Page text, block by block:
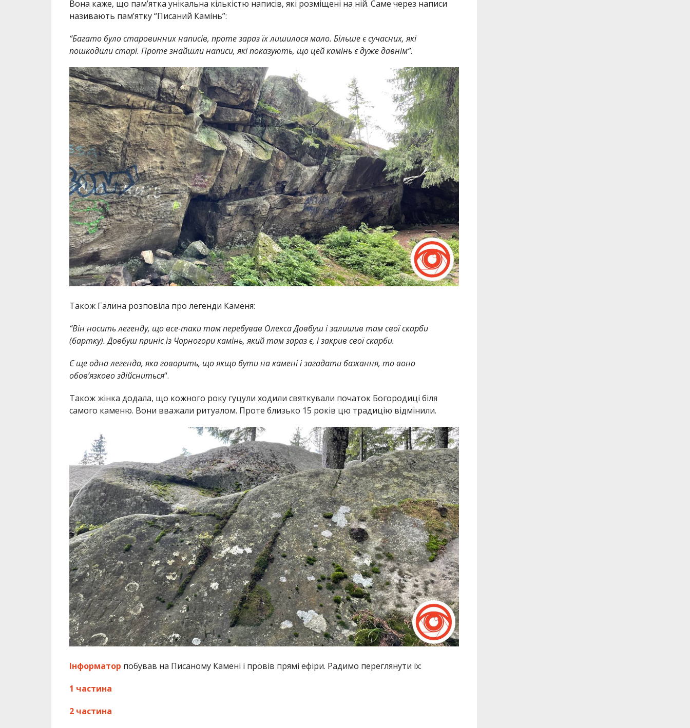
Вона каже, що пам’ятка унікальна кількістю написів, які розміщені на ній. Саме через написи
називають пам’ятку “Писаний Камінь”:
“Багато було старовинних написів, проте зараз їх лишилося мало. Більше є сучасних, які
пошкодили старі. Проте знайшли написи, які показують, що цей камінь є дуже давнім”.
Також Галина розповіла про легенди Каменя:
“Він носить легенду, що все-таки там перебував Олекса Довбуш і залишив там свої скарби
(бартку). Довбуш приніс із Чорногори камінь, який там зараз є, і закрив свої скарби.
Є ще одна легенда, яка говорить, що якщо бути на камені і загадати бажання, то воно
обов’язково здійсниться“.
Також жінка додала, що кожного року гуцули ходили святкували початок Богородиці біля
самого каменю. Вони вважали ритуалом. Проте близько 15 років цю традицію відмінили.
Інформатор побував на Писаному Камені і провів прямі ефіри. Радимо переглянути їх:
1 частина
2 частина